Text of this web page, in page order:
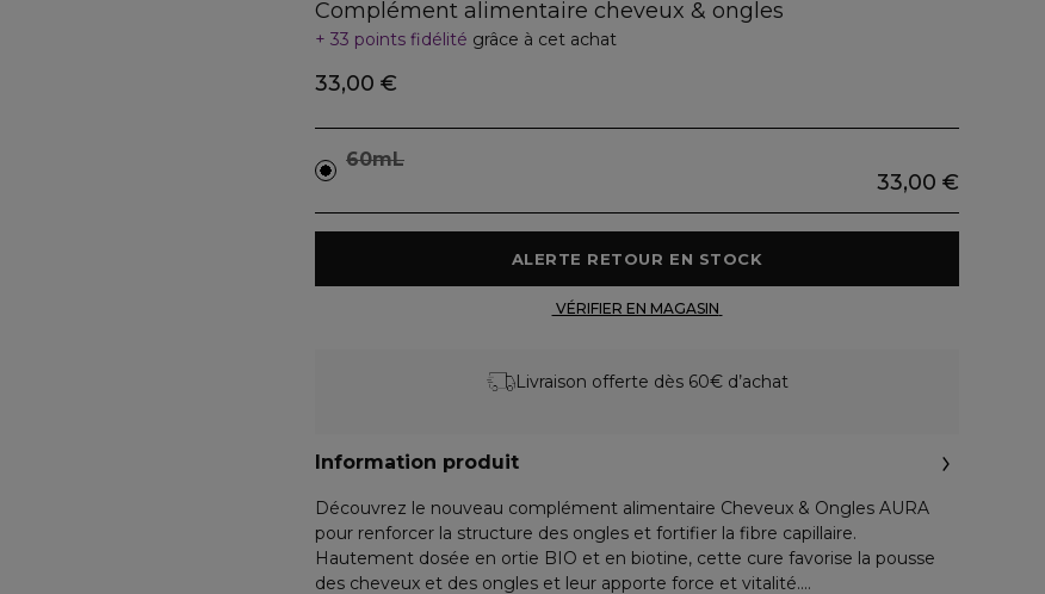
Complément alimentaire cheveux & ongles
33 points fidélité grâce à cet achat
33,00 €
60mL
33,00 €
Livraison offerte dès 60€ d’achat
Information produit
Découvrez le nouveau complément alimentaire Cheveux & Ongles AURA
pour renforcer la structure des ongles et fortifier la fibre capillaire.
Hautement dosée en ortie BIO et en biotine, cette cure favorise la pousse
des cheveux et des ongles et leur apporte force et vitalité.